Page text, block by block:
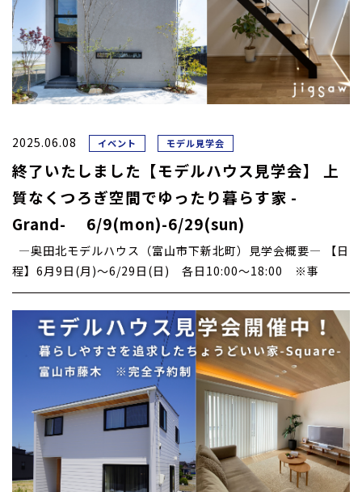
2025.06.08 イベント モデル見学会
終了いたしました【モデルハウス見学会】 上
質なくつろぎ空間でゆったり暮らす家 -
Grand- 6/9(mon)-6/29(sun)
―奥田北モデルハウス（富山市下新北町）見学会概要― 【日
程】6月9日(月)～6/29日(日) 各日10:00～18:00 ※事